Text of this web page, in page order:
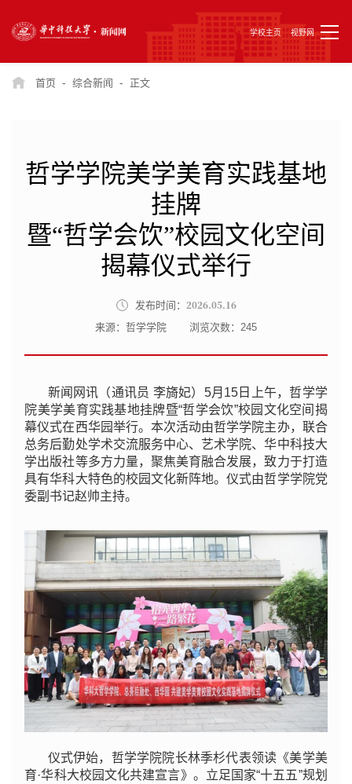
学校主页 视野网
首页 - 综合新闻 - 正文
哲学学院美学美育实践基地
挂牌
暨“哲学会饮”校园文化空间
揭幕仪式举行
发布时间： 2026.05.16
来源：哲学学院 浏览次数： 245
新闻网讯（通讯员 李旖妃）5月15日上午，哲学学
院美学美育实践基地挂牌暨“哲学会饮”校园文化空间揭
幕仪式在西华园举行。本次活动由哲学学院主办，联合
总务后勤处学术交流服务中心、艺术学院、华中科技大
学出版社等多方力量，聚焦美育融合发展，致力于打造
具有华科大特色的校园文化新阵地。仪式由哲学学院党
委副书记赵帅主持。
仪式伊始，哲学学院院长林季杉代表领读《美学美
育·华科大校园文化共建宣言》。立足国家“十五五”规划